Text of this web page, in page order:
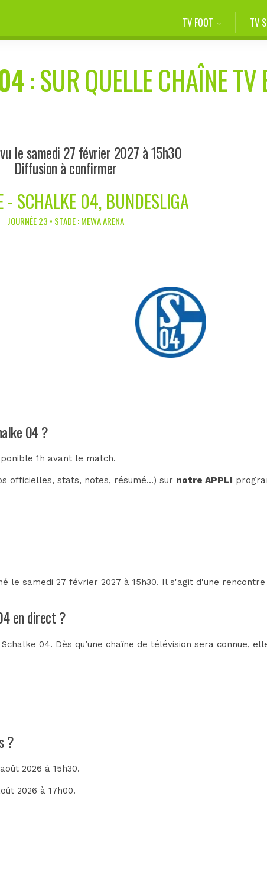
TV FOOT TV
: SUR QUELLE CHAÎNE TV
le samedi 27 février 2027 à 15h30
Diffusion à confirmer
- SCHALKE 04, BUNDESLIGA
JOURNÉE 23 • STADE : MEWA ARENA
04 ?
1h avant le match.
officielles, stats, notes, résumé...) sur notre APPLI
le samedi 27 février 2027 à 15h30. Il s'agit d'une rencontre
en direct ?
04. Dès qu’une chaîne de télévision sera connue,
?
2026 à 15h30.
2026 à 17h00.